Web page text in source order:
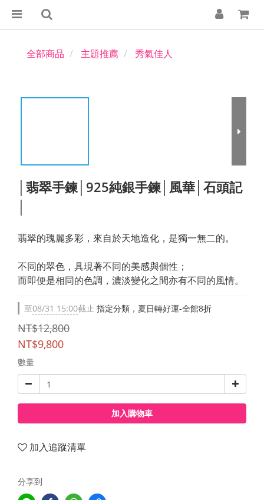
全部商品 主題推薦 秀氣佳人
│翡翠手鍊│925純銀手鍊│風華│石頭記
翡翠的瑰麗多彩，來自於天地造化，是獨一無二的。
不同的翠色，具現著不同的美感與個性；
而即便是相同的色調，濃淡變化之間亦有不同的風情。
至08/31 15:00截止 指定分類，夏日轉好運-全館8折
NT$12,800
NT$9,800
數量
加入購物車
加入追蹤清單
分享到